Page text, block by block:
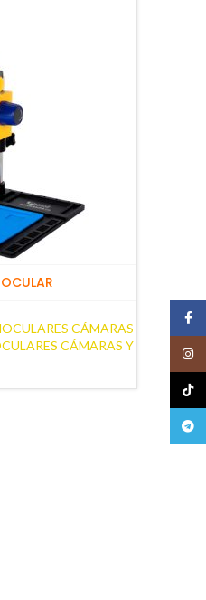
CÁMARAS
CÁMARAS Y